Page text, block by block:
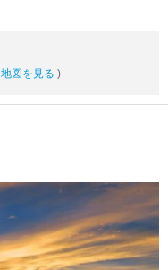
地図を見る )